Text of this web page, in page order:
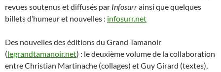
revues soutenus et diffusés par Infosurrainsi que quelques
billets d’humeur et nouvelles : infosurr.net
Des nouvelles des éditions du Grand Tamanoir
(legrandtamanoir.net) : le deuxième volume de la collaboration
entre Christian Martinache (collages) et Guy Girard (textes),